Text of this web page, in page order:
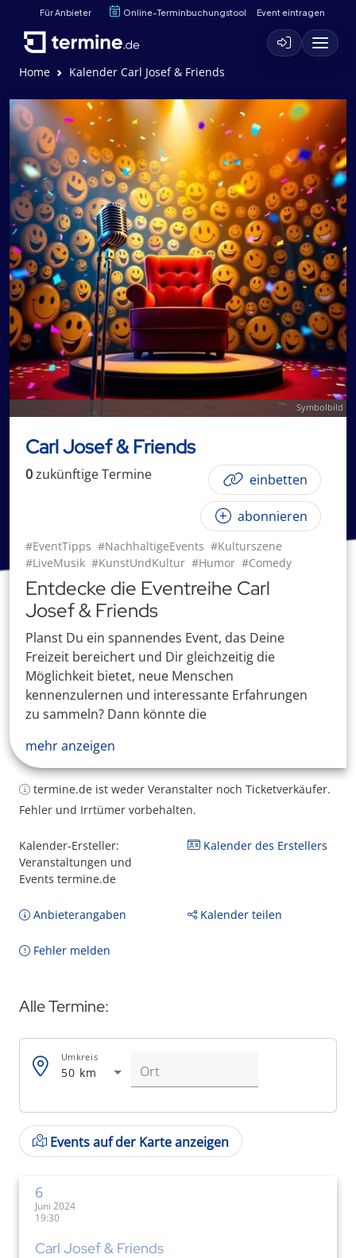
Für Anbieter Online-Terminbuchungstool Event eintragen
Home Kalender Carl Josef & Friends
Symbolbild
Carl Josef & Friends
0zukünftigeTermine einbetten
abonnieren
#EventTipps #NachhaltigeEvents #Kulturszene
#LiveMusik #KunstUndKultur #Humor #Comedy
Entdecke die Eventreihe Carl
Josef & Friends
Planst Du ein spannendes Event, das Deine
Freizeit bereichert und Dir gleichzeitig die
Möglichkeit bietet, neue Menschen
kennenzulernen und interessante Erfahrungen
zu sammeln? Dann könnte die
mehr anzeigen
termine.de ist weder Veranstalter noch Ticketverkäufer.
Fehler und Irrtümer vorbehalten.
Kalender-Ersteller:
Veranstaltungen und
Events termine.de
Kalender des Erstellers
Anbieterangaben Kalender teilen
Fehler melden
Alle Termine:
50 km
Umkreis
Events auf der Karte anzeigen
6
Juni 2024
19:30
Carl Josef & Friends